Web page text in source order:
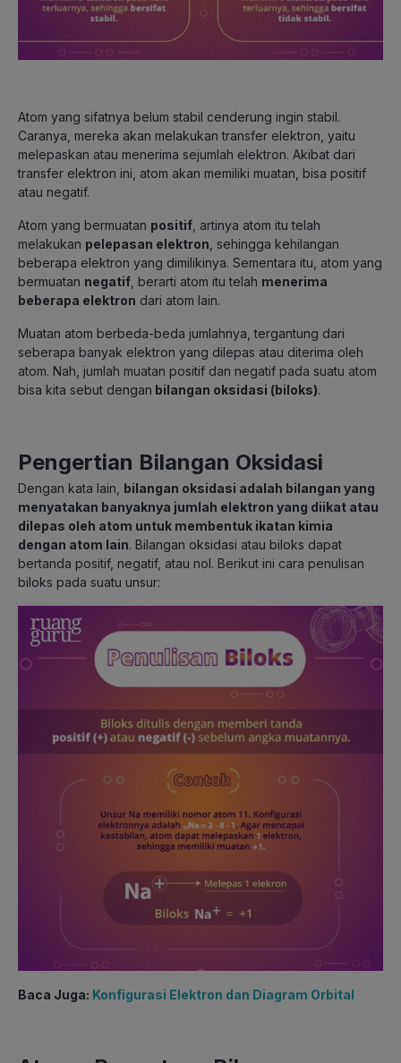
Atom yang sifatnya belum stabil cenderung ingin stabil.
Caranya, mereka akan melakukan transfer elektron, yaitu
melepaskan atau menerima sejumlah elektron. Akibat dari
transfer elektron ini, atom akan memiliki muatan, bisa positif
atau negatif.
Atom yang bermuatan positif , artinya atom itu telah
melakukan pelepasan elektron , sehingga kehilangan
beberapa elektron yang dimilikinya. Sementara itu, atom yang
bermuatan negatif , berarti atom itu telah menerima
beberapa elektron dari atom lain.
Muatan atom berbeda-beda jumlahnya, tergantung dari
seberapa banyak elektron yang dilepas atau diterima oleh
atom. Nah, jumlah muatan positif dan negatif pada suatu atom
bisa kita sebut dengan bilangan oksidasi (biloks).
Pengertian Bilangan Oksidasi
Dengan kata lain, bilangan oksidasi adalah bilangan yang
menyatakan banyaknya jumlah elektron yang diikat atau
dilepas oleh atom untuk membentuk ikatan kimia
dengan atom lain. Bilangan oksidasi atau biloks dapat
bertanda positif, negatif, atau nol. Berikut ini cara penulisan
biloks pada suatu unsur:
Baca Juga: Konfigurasi Elektron dan Diagram Orbital